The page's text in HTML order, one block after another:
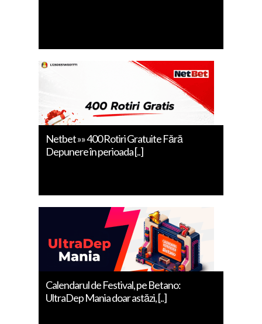
Netbet »» 400 Rotiri Gratuite Fără
Depunere în perioada [..]
Calendarul de Festival, pe Betano:
UltraDep Mania doar astăzi, [..]